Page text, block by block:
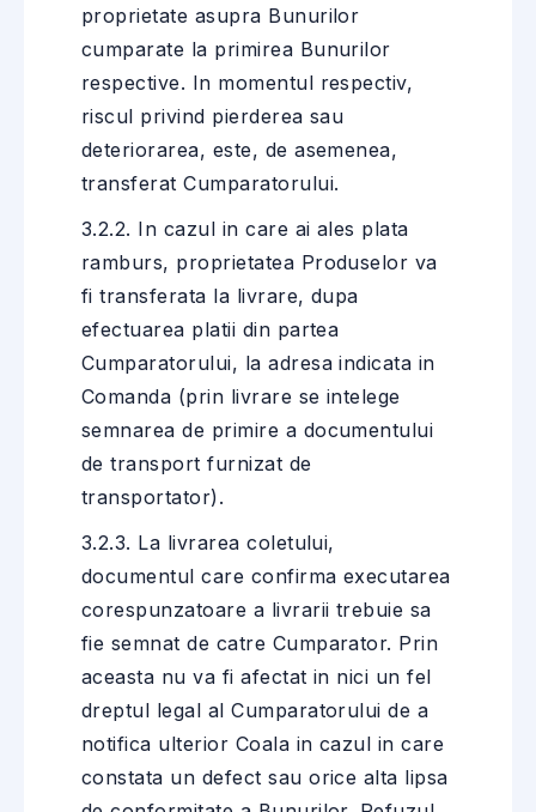
proprietate asupra Bunurilor
cumparate la primirea Bunurilor
respective. In momentul respectiv,
riscul privind pierderea sau
deteriorarea, este, de asemenea,
transferat Cumparatorului.
3.2.2. In cazul in care ai ales plata
ramburs, proprietatea Produselor va
fi transferata la livrare, dupa
efectuarea platii din partea
Cumparatorului, la adresa indicata in
Comanda (prin livrare se intelege
semnarea de primire a documentului
de transport furnizat de
transportator).
3.2.3. La livrarea coletului,
documentul care confirma executarea
corespunzatoare a livrarii trebuie sa
fie semnat de catre Cumparator. Prin
aceasta nu va fi afectat in nici un fel
dreptul legal al Cumparatorului de a
notifica ulterior Coala in cazul in care
constata un defect sau orice alta lipsa